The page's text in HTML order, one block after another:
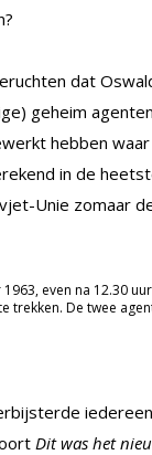
dat
geheim
hebben
in de
Unie zomaar
even na 12.30
trekken. De twee
Dit was het